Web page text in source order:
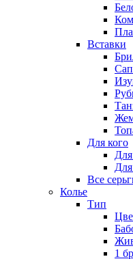
Вставки
Для кого
Все
Колье
Тип
1